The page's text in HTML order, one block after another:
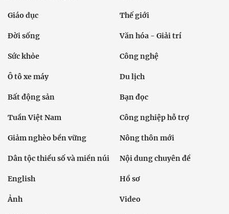
Giáo dục Thế giới
Đời sống Văn hóa - Giải trí
Sức khỏe Công nghệ
Ô tô xe máy Du lịch
Bất động sản Bạn đọc
Tuần Việt Nam Công nghiệp hỗ trợ
Giảm nghèo bền vững Nông thôn mới
Dân tộc thiểu số và miền núi Nội dung chuyên đề
English Hồ sơ
Ảnh Video